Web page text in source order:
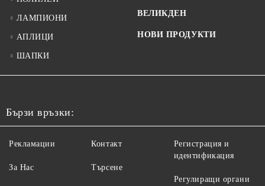
ЛАМПИОНИ
АПЛИЦИ
ШАПКИ
ВЕЛИКДЕН
НОВИ ПРОДУКТИ
Бързи връзки:
Рекламации
За Нас
Контакт
Търсене
Регистрация и
идентификация
Регулиращи органи